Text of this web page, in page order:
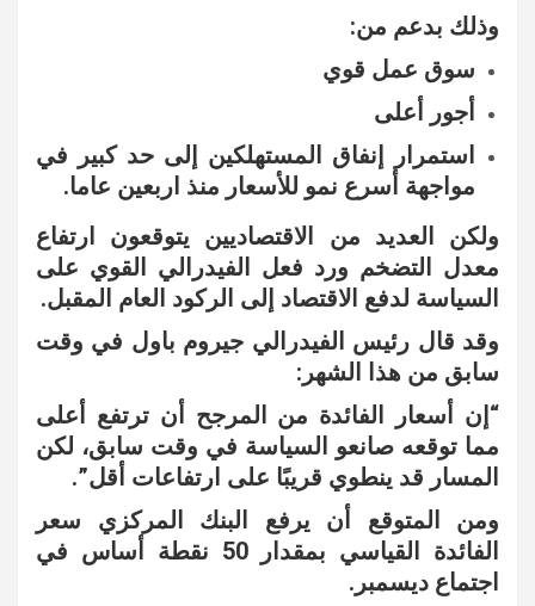
وذلك بدعم من:
سوق عمل قوي
أجور أعلى
استمرار إنفاق المستهلكين إلى حد كبير في
مواجهة أسرع نمو للأسعار منذ اربعين عاما.
ولكن العديد من الاقتصاديين يتوقعون ارتفاع
معدل التضخم ورد فعل الفيدرالي القوي على
السياسة لدفع الاقتصاد إلى الركود العام المقبل.
وقد قال رئيس الفيدرالي جيروم باول في وقت
سابق من هذا الشهر:
“إن أسعار الفائدة من المرجح أن ترتفع أعلى
مما توقعه صانعو السياسة في وقت سابق، لكن
المسار قد ينطوي قريبًا على ارتفاعات أقل”.
ومن المتوقع أن يرفع البنك المركزي سعر
الفائدة القياسي بمقدار 50 نقطة أساس في
اجتماع ديسمبر.